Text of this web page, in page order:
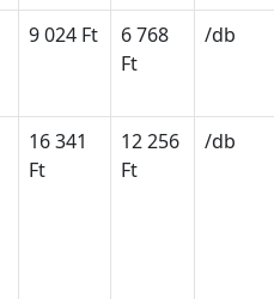
9 024 Ft
6 768
Ft
/db
16 341
Ft
12 256
Ft
/db